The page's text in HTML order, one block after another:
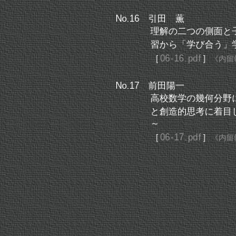
No.16 引田 薫
理解の二つの側面と
習から「学び合う」
［ 06-16.pdf ］ 《内留
No.17 前田陽一
高校数学の幾何分野
と創造的思考に着目
～
［ 06-17.pdf ］ 《内留